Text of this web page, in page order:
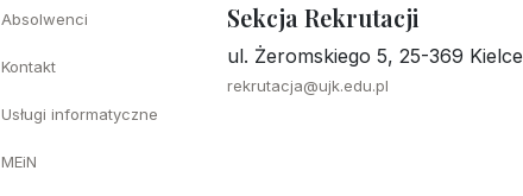
Absolwenci
Kontakt
Usługi informatyczne
MEiN
Sekcja Rekrutacji
ul. Żeromskiego 5, 25-369 Kielce
rekrutacja@ujk.edu.pl